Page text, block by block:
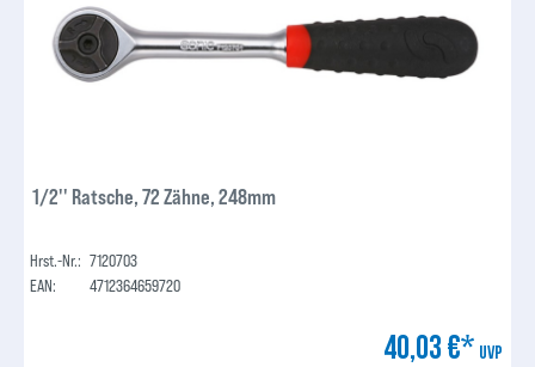
1/2'' Ratsche, 72 Zähne, 248mm
Hrst.-Nr.: 7120703
EAN:
4712364659720
40,03 €* UVP